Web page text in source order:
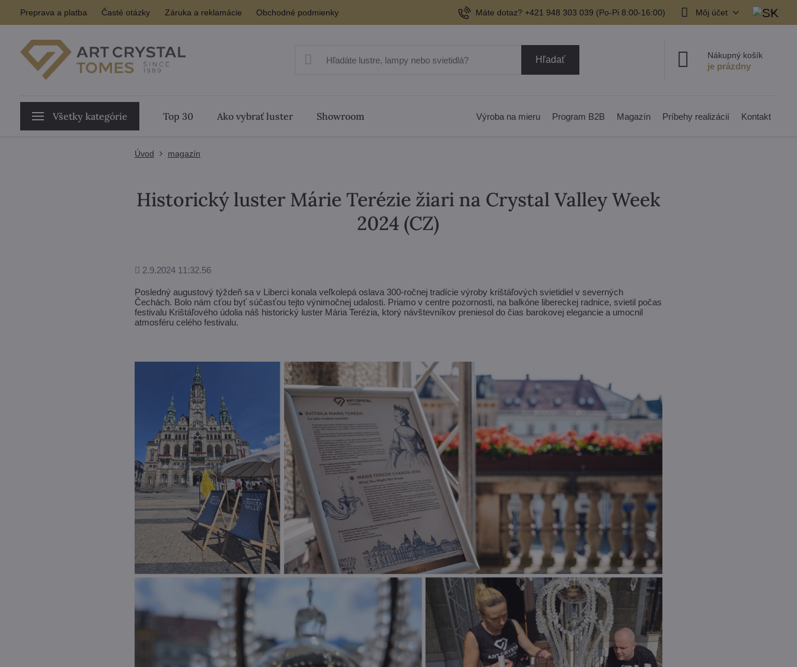
Preprava a platba Časté otázky Záruka a reklamácie Obchodné podmienky Máte dotaz? +421 948 303 039 (Po-Pi 8:00-16:00) Môj účet
Hľadať Nákupný košík
Všetky kategórie Top 30 Ako vybrať luster Showroom Výroba na mieru Program B2B Magazín Príbehy realizácií Kontakt
Úvod magazín
Historický luster Márie Terézie žiari na Crystal Valley Week
2024 (CZ)
Pridané
2.9.2024 11:32.56
Posledný augustový týždeň sa v Liberci konala veľkolepá oslava 300-ročnej tradície výroby krištáľových svietidiel v severných
Čechách. Bolo nám cťou byť súčasťou tejto výnimočnej udalosti. Priamo v centre pozornosti, na balkóne libereckej radnice, svietil počas
festivalu Krištáľového údolia náš historický luster Mária Terézia, ktorý návštevníkov preniesol do čias barokovej elegancie a umocnil
atmosféru celého festivalu.